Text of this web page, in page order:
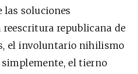
las soluciones
reescritura republicana de
el involuntario nihilismo
el tierno